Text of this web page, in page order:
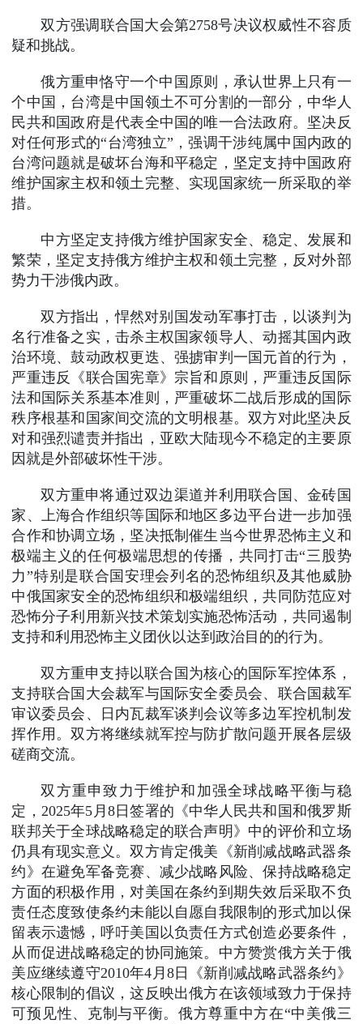
双方强调联合国大会第2758号决议权威性不容质
疑和挑战。
俄方重申恪守一个中国原则，承认世界上只有一
个中国，台湾是中国领土不可分割的一部分，中华人
民共和国政府是代表全中国的唯一合法政府。坚决反
对任何形式的“台湾独立”，强调干涉纯属中国内政的
台湾问题就是破坏台海和平稳定，坚定支持中国政府
维护国家主权和领土完整、实现国家统一所采取的举
措。
中方坚定支持俄方维护国家安全、稳定、发展和
繁荣，坚定支持俄方维护主权和领土完整，反对外部
势力干涉俄内政。
双方指出，悍然对别国发动军事打击，以谈判为
名行准备之实，击杀主权国家领导人、动摇其国内政
治环境、鼓动政权更迭、强掳审判一国元首的行为，
严重违反《联合国宪章》宗旨和原则，严重违反国际
法和国际关系基本准则，严重破坏二战后形成的国际
秩序根基和国家间交流的文明根基。双方对此坚决反
对和强烈谴责并指出，亚欧大陆现今不稳定的主要原
因就是外部破坏性干涉。
双方重申将通过双边渠道并利用联合国、金砖国
家、上海合作组织等国际和地区多边平台进一步加强
合作和协调立场，坚决抵制催生当今世界恐怖主义和
极端主义的任何极端思想的传播，共同打击“三股势
力”特别是联合国安理会列名的恐怖组织及其他威胁
中俄国家安全的恐怖组织和极端组织，共同防范应对
恐怖分子利用新兴技术策划实施恐怖活动，共同遏制
支持和利用恐怖主义团伙以达到政治目的的行为。
双方重申支持以联合国为核心的国际军控体系，
支持联合国大会裁军与国际安全委员会、联合国裁军
审议委员会、日内瓦裁军谈判会议等多边军控机制发
挥作用。双方将继续就军控与防扩散问题开展各层级
磋商交流。
双方重申致力于维护和加强全球战略平衡与稳
定，2025年5月8日签署的《中华人民共和国和俄罗斯
联邦关于全球战略稳定的联合声明》中的评价和立场
仍具有现实意义。双方肯定俄美《新削减战略武器条
约》在避免军备竞赛、减少战略风险、保持战略稳定
方面的积极作用，对美国在条约到期失效后采取不负
责任态度致使条约未能以自愿自我限制的形式加以保
留表示遗憾，呼吁美国以负责任方式创造必要条件，
从而促进战略稳定的协同施策。中方赞赏俄方关于俄
美应继续遵守2010年4月8日《新削减战略武器条约》
核心限制的倡议，这反映出俄方在该领域致力于保持
可预见性、克制与平衡。俄方尊重中方在“中美俄三